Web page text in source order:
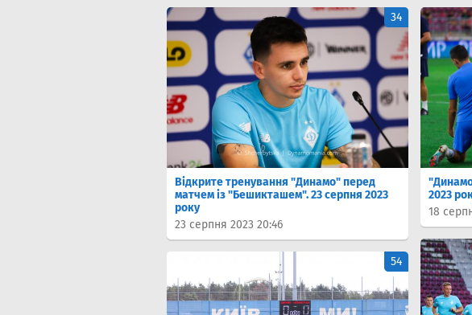
Відкрите тренування "Динамо" перед
матчем із "Бешикташем". 23 серпня 2023
року
23 серпня 2023 20:46
34
2023
18
54